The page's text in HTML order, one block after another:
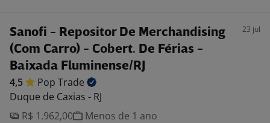
Sanofi - Repositor De Merchandising
(Com Carro) - Cobert. De Férias -
Baixada Fluminense/RJ
23 jul
4,5 Pop Trade
Duque de Caxias - RJ
R$ 1.962,00
Menos de 1 ano